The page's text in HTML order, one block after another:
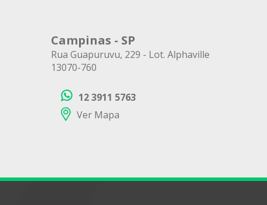
Campinas - SP
Rua Guapuruvu, 229 - Lot. Alphaville
13070-760
12 3911 5763
Ver Mapa